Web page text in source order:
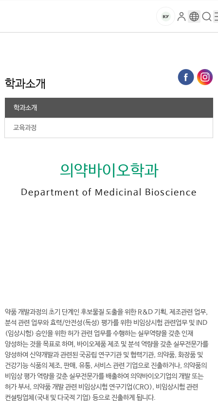
건
대
학
교
마
로
그
구
글
검
색
메
뉴
로
학과소개
학과소개
교육과정
의약바이오학과
Department of Medicinal Bioscience
약품 개발과정의 초기 단계인 후보물질 도출을 위한 R&D 기획, 제조관련 업무,
분석 관련 업무와 효력/안전성(독성) 평가를 위한 비임상시험 관련업무 및 IND
(임상시험) 승인을 위한 허가 관련 업무를 수행하는 실무역량을 갖춘 인재
양성하는 것을 목표로 하며, 바이오제품 제조 및 분석 역량을 갖춘 실무전문가를
양성하여 신약개발과 관련된 국공립 연구기관 및 협력기관, 의약품, 화장품 및
건강기능 식품의 제조, 판매, 유통, 서비스 관련 기업으로 진출하거나, 의약품의
비임상 평가 역량을 갖춘 실무전문가를 배출하여 의약바이오기업의 개발 또는
허가 부서, 의약품 개발 관련 비임상시험 연구기업(CRO), 비임상시험 관련
컨설팅업체(국내 및 다국적 기업) 등으로 진출하게 됩니다.